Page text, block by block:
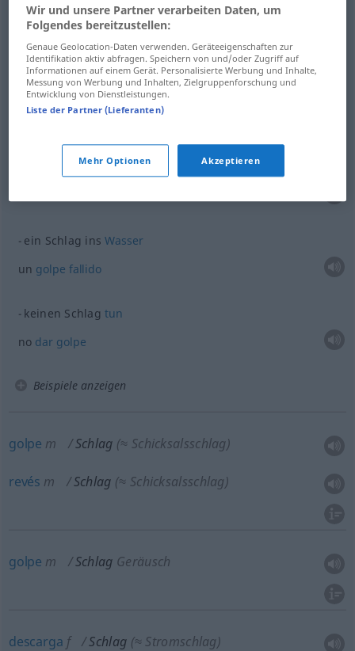
cachete
palmaditaf Schlag (≈ Klaps)
ein Schlag ins Gesicht FIG
ein Schlag insWasser
un golpe fallido
keinen Schlagtun
no dar golpe
Beispiele anzeigen
golpe m Schlag (≈ Schicksalsschlag)
revés m Schlag (≈ Schicksalsschlag)
golpe m Schlag Geräusch
descarga f Schlag (≈ Stromschlag)
Wir und unsere Partner verarbeiten Daten, um
Folgendes bereitzustellen:
Genaue Geolocation-Daten verwenden. Geräteeigenschaften zur
Identifikation aktiv abfragen. Speichern von und/oder Zugriff auf
Informationen auf einem Gerät. Personalisierte Werbung und Inhalte,
Messung von Werbung und Inhalten, Zielgruppenforschung und
Entwicklung von Dienstleistungen.
Liste der Partner (Lieferanten)
Mehr Optionen Akzeptieren